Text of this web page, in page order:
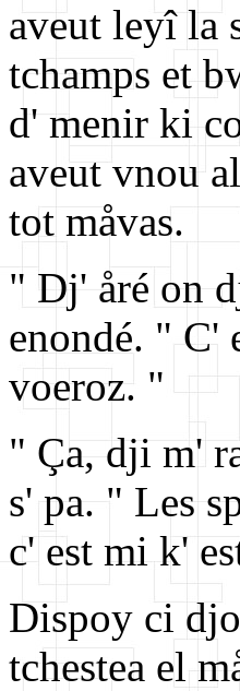
aveut leyî la
tchamps et
d' menir ki
aveut vnou
tot måvas.
" Dj' åré on
enondé. " C'
voeroz. "
" Ça, dji m'
s' pa. " Les
c' est mi k'
Dispoy ci
tchestea el